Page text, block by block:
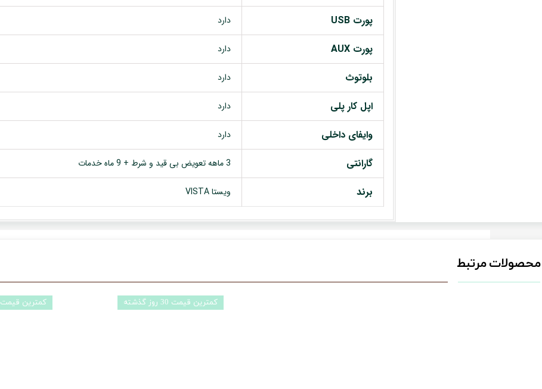
پورت USB دارد
پورت AUX دارد
بلوتوث دارد
اپل کار پلی دارد
وایفای داخلی دارد
گارانتی 3 ماهه تعویض بی قید و شرط + 9 ماه خدمات
برند ویستا VISTA
محصولات مرتبط
کمترین قیمت 30 روز گذشته کمترین قیمت 30 روز گذشته